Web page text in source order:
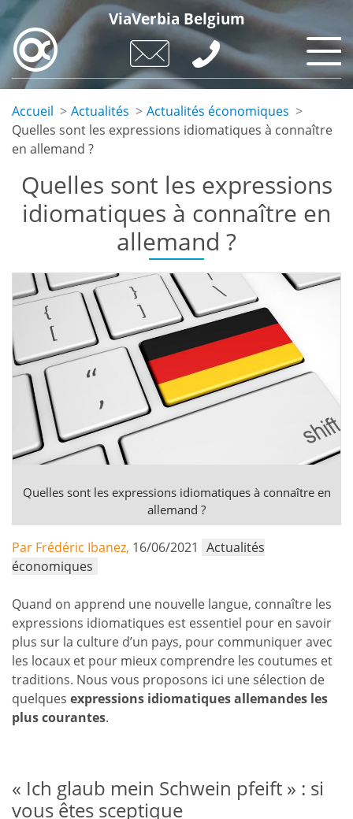
Skip
main
content
ViaVerbia Belgium
Accueil Actualités
Actualités économiques
Quelles sont les expressions idiomatiques à connaître
en allemand ?
Quelles sont les expressions
idiomatiques à connaître en
allemand ?
Quelles sont les expressions idiomatiques à connaître en
allemand ?
Par Frédéric Ibanez, 16/06/2021 Actualités
économiques
Quand on apprend une nouvelle langue, connaître les
expressions idiomatiques est essentiel pour en savoir
plus sur la culture d’un pays, pour communiquer avec
les locaux et pour mieux comprendre les coutumes et
traditions. Nous vous proposons ici une sélection de
quelques expressions idiomatiques allemandes les
plus courantes.
« Ich glaub mein Schwein pfeift » : si
vous êtes sceptique